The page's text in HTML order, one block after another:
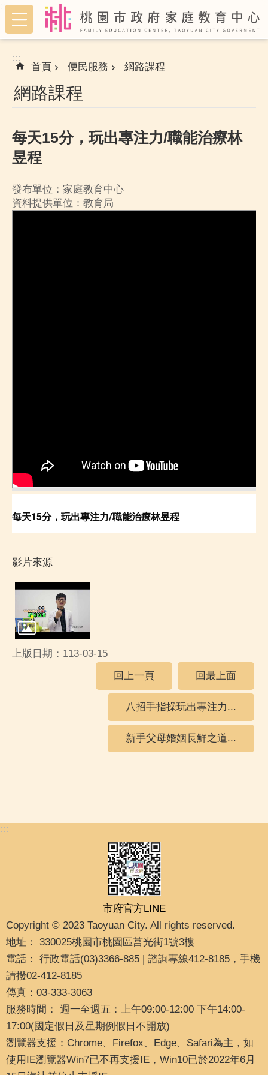
跳到主要內容區塊
:::
:::
首頁 便民服務 網路課程
網路課程
每天15分，玩出專注力/職能治療林
昱程
發布單位：家庭教育中心
資料提供單位：教育局
每天15分，玩出專注力/職能治療林昱程
影片來源
上版日期：113-03-15
回上一頁
回最上面
八招手指操玩出專注力...
新手父母婚姻長鮮之道...
:::
市府官方LINE
Copyright © 2023 Taoyuan City. All rights reserved.
地址： 330025桃園市桃園區莒光街1號3樓
電話： 行政電話(03)3366-885 | 諮詢專線412-8185，手機
請撥02-412-8185
傳真：03-333-3063
服務時間： 週一至週五：上午09:00-12:00 下午14:00-
17:00(國定假日及星期例假日不開放)
瀏覽器支援：Chrome、Firefox、Edge、Safari為主，如
使用IE瀏覽器Win7已不再支援IE，Win10已於2022年6月